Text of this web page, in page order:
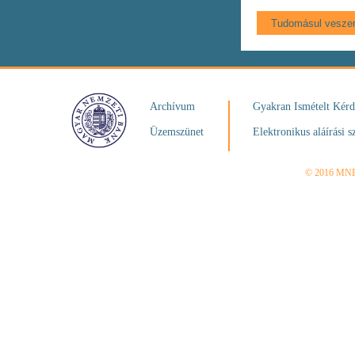
Archívum
Üzemszünet
Gyakran Ismételt
Elektronikus aláírási
© 2016